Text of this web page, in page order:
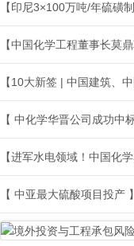
【 中亚最大硫酸项目投产 】